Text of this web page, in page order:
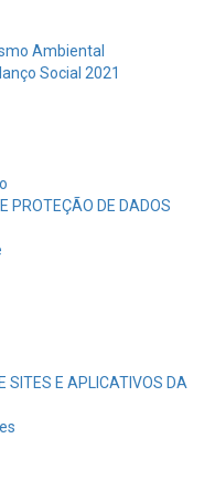
Ambiental
Social 2021
PROTEÇÃO DE DADOS
SITES E APLICATIVOS DA